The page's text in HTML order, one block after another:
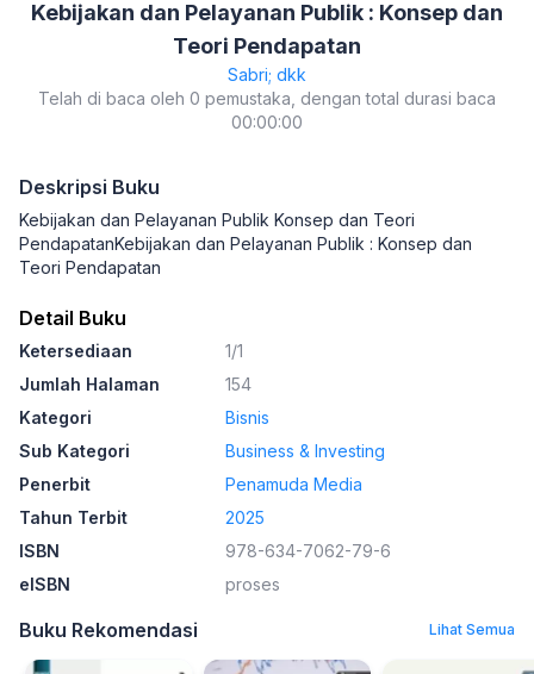
Kebijakan dan Pelayanan Publik : Konsep dan
Teori Pendapatan
Sabri; dkk
Telah di baca oleh 0 pemustaka, dengan total durasi baca
00:00:00
Deskripsi Buku
Kebijakan dan Pelayanan Publik Konsep dan Teori
PendapatanKebijakan dan Pelayanan Publik : Konsep dan
Teori Pendapatan
Detail Buku
Ketersediaan
1/1
Jumlah Halaman
154
Kategori
Bisnis
Sub Kategori
Business & Investing
Penerbit
Penamuda Media
Tahun Terbit
2025
ISBN
978-634-7062-79-6
eISBN
proses
Buku Rekomendasi Lihat Semua